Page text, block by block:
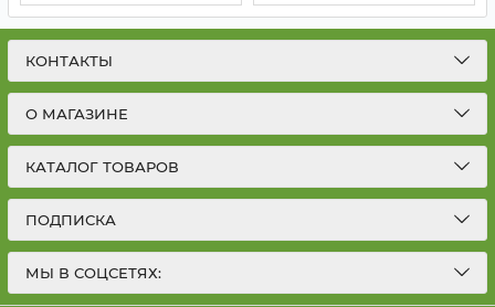
КОНТАКТЫ
О МАГАЗИНЕ
КАТАЛОГ ТОВАРОВ
ПОДПИСКА
МЫ В СОЦСЕТЯХ: